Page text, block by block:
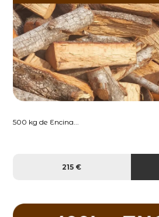
500 kg de Encina...
215 €